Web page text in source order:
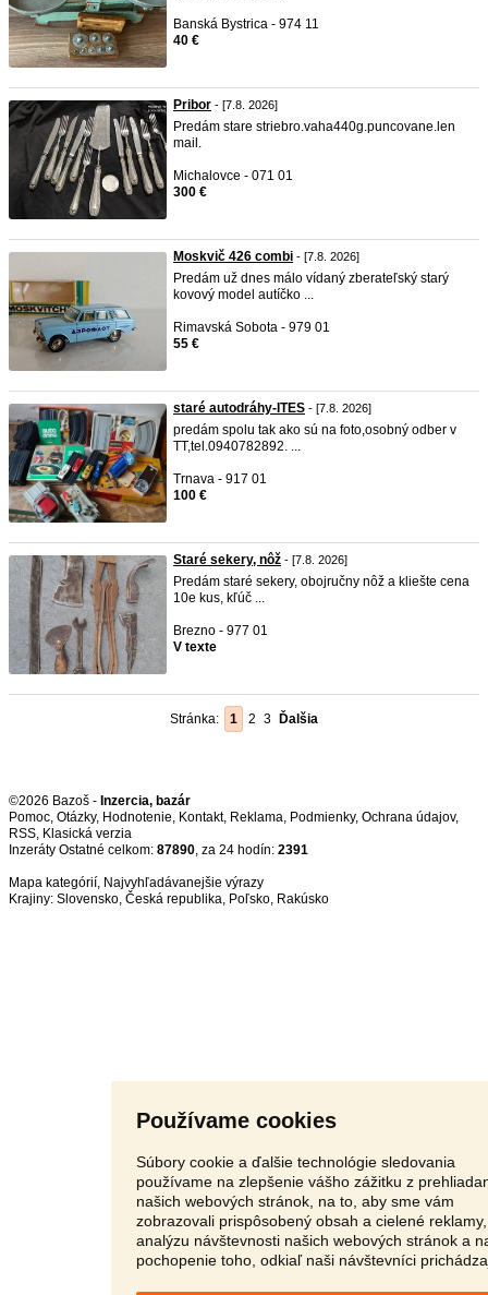
Používame cookies
Súbory cookie a ďalšie technológie sledovania
používame na zlepšenie vášho zážitku z
našich webových stránok, na to, aby sme vám
zobrazovali prispôsobený obsah a cielené
analýzu návštevnosti našich webových stránok a
pochopenie toho, odkiaľ naši návštevníci
Banská Bystrica - 974 11
40 €
Pribor - [7.8. 2026]
Predám stare striebro.vaha440g.puncovane.len
mail.
Michalovce - 071 01
300 €
Moskvič 426 combi - [7.8. 2026]
Predám už dnes málo vídaný zberateľský starý
kovový model autíčko ...
Rimavská Sobota - 979 01
55 €
staré autodráhy-ITES - [7.8. 2026]
predám spolu tak ako sú na foto,osobný odber v
TT,tel.0940782892. ...
Trnava - 917 01
100 €
Staré sekery, nôž - [7.8. 2026]
Predám staré sekery, obojručny nôž a kliešte cena
10e kus, kľúč ...
Brezno - 977 01
V texte
Stránka: 1 2 3 Ďalšia
©2026 Bazoš - Inzercia, bazár
Pomoc, Otázky, Hodnotenie, Kontakt, Reklama, Podmienky, Ochrana údajov,
RSS,
Inzeráty Ostatné celkom: 87890, za 24 hodín: 2391
Mapa kategórií, Najvyhľadávanejšie výrazy
Krajiny: Slovensko, Česká republika, Poľsko, Rakúsko